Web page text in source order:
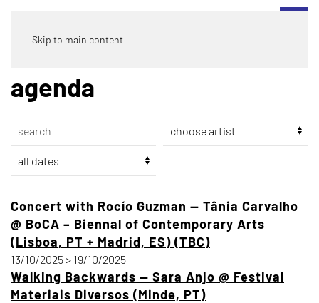
Skip to main content
agenda
Concert with Rocío Guzman — Tânia Carvalho
@ BoCA – Biennal of Contemporary Arts
(Lisboa, PT + Madrid, ES) (TBC)
13/10/2025 > 19/10/2025
Walking Backwards — Sara Anjo @ Festival
Materiais Diversos (Minde, PT)